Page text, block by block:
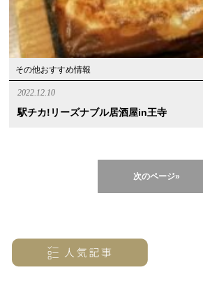
その他おすすめ情報
2022.12.10
駅チカ!リーズナブル居酒屋in王寺
次のページ»